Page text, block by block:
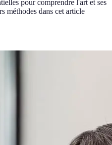
pour comprendre l'art et ses
méthodes dans cet article